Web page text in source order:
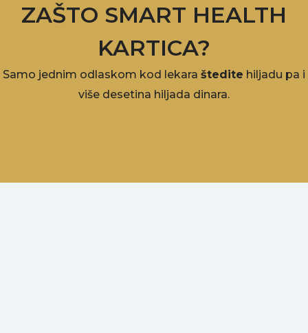
ZAŠTO SMART HEALTH
KARTICA?
Samo jednim odlaskom kod lekara štedite hiljadu pa i
više desetina hiljada dinara.